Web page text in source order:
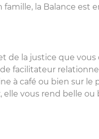
la Balance est
de la justice que
facilitateur
à café ou bien sur
elle vous rend belle